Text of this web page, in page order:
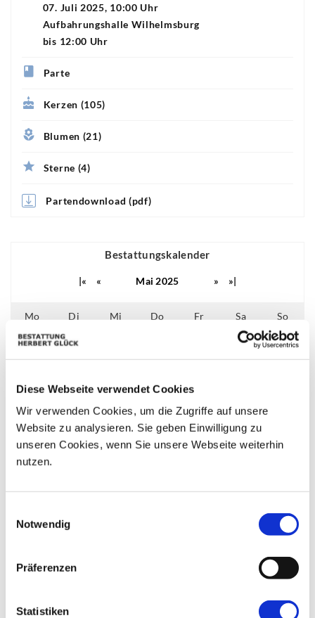
Diese Webseite verwendet Cookies
Wir verwenden Cookies, um die Zugriffe auf unsere
Website zu analysieren. Sie geben Einwilligung zu
unseren Cookies, wenn Sie unsere Webseite weiterhin
nutzen.
Notwendig
Präferenzen
Statistiken
07. Juli 2025, 10:00 Uhr
Aufbahrungshalle Wilhelmsburg
bis 12:00 Uhr
Parte
Kerzen (105)
Blumen (21)
Sterne (4)
Partendownload (pdf)
Bestattungskalender
|« « Mai 2025 » »|
Mo Di Mi Do Fr Sa So
04
12 13 14 15 16 17
19 20 21 22 23 24 25